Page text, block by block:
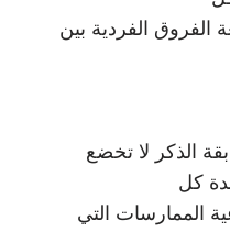
الفروق الفردية بين
الذكر لا تخضع
كل
لنوعية الممارسات التي